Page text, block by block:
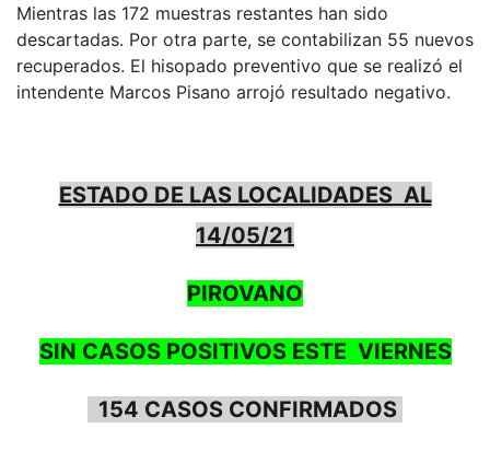
Mientras las 172 muestras restantes han sido
descartadas. Por otra parte, se contabilizan 55 nuevos
recuperados. El hisopado preventivo que se realizó el
intendente Marcos Pisano arrojó resultado negativo.
ESTADO DE LAS LOCALIDADES AL
14/05/21
PIROVANO
SIN CASOS POSITIVOS ESTE VIERNES
154 CASOS CONFIRMADOS